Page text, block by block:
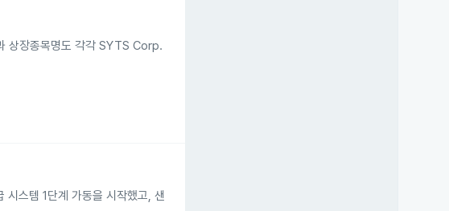
상장종목명도 각각 SYTS Corp.
스템 1단계 가동을 시작했고, 샌